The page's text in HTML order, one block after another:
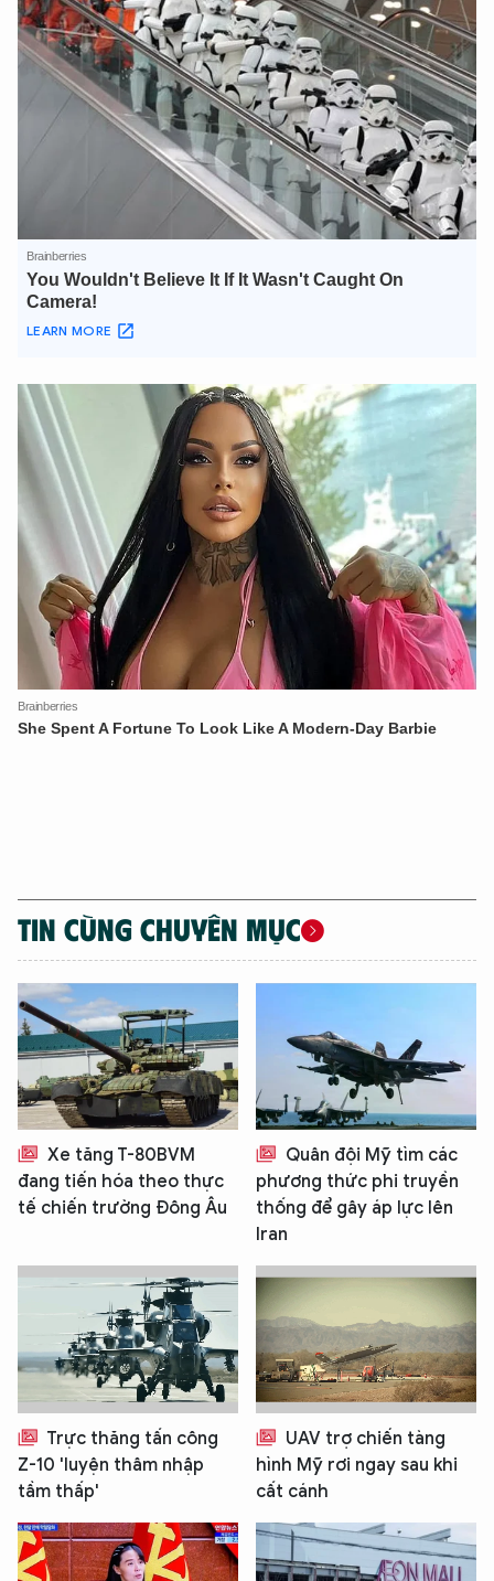
TIN CÙNG CHUYÊN MỤC
Xe tăng T-80BVM
đang tiến hóa theo thực
tế chiến trường Đông Âu
Quân đội Mỹ tìm các
phương thức phi truyền
thống để gây áp lực lên
Iran
Trực thăng tấn công
Z-10 'luyện thâm nhập
tầm thấp'
UAV trợ chiến tàng
hình Mỹ rơi ngay sau khi
cất cánh
XIN CHÀO,
TÔI LÀ CHATBOT CỦA
Hãy hỏi tôi bất kỳ điều gì bạn cần biết về
An Ninh Thủ Đô nhé. Tôi sẵn sàng hỗ trợ!